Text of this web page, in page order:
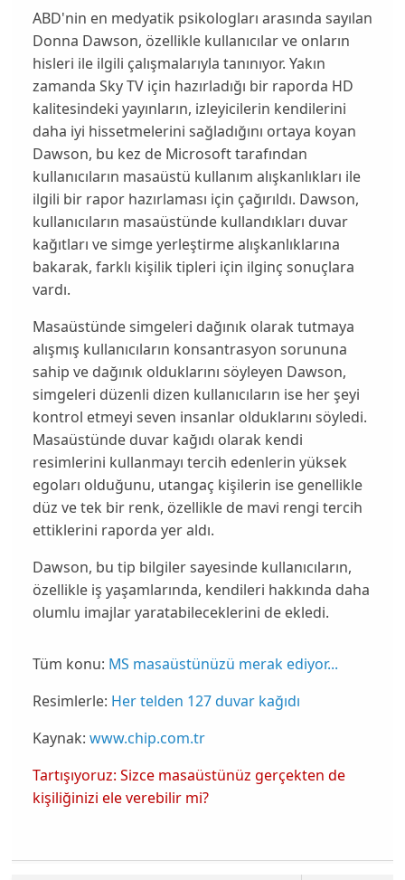
ABD'nin en medyatik psikologları arasında sayılan
Donna Dawson, özellikle kullanıcılar ve onların
hisleri ile ilgili çalışmalarıyla tanınıyor. Yakın
zamanda Sky TViçin hazırladığı bir raporda HD
kalitesindeki yayınların, izleyicilerin kendilerini
daha iyi hissetmelerini sağladığını ortaya koyan
Dawson, bu kez de Microsofttarafından
kullanıcıların masaüstü kullanım alışkanlıkları ile
ilgili bir rapor hazırlaması için çağırıldı. Dawson,
kullanıcıların masaüstünde kullandıkları duvar
kağıtları ve simge yerleştirme alışkanlıklarına
bakarak, farklı kişilik tipleri için ilginç sonuçlara
vardı.
Masaüstünde simgeleri dağınık olarak tutmaya
alışmış kullanıcıların konsantrasyon sorununa
sahip ve dağınık olduklarını söyleyen Dawson,
simgeleri düzenli dizen kullanıcıların ise her şeyi
kontrol etmeyi seven insanlar olduklarını söyledi.
Masaüstünde duvar kağıdı olarak kendi
resimlerini kullanmayı tercih edenlerin yüksek
egoları olduğunu, utangaç kişilerin ise genellikle
düz ve tek bir renk, özellikle de mavi rengi tercih
ettiklerini raporda yer aldı.
Dawson, bu tip bilgiler sayesinde kullanıcıların,
özellikle iş yaşamlarında, kendileri hakkında daha
olumlu imajlar yaratabileceklerini de ekledi.
Tüm konu: MS masaüstünüzü merak ediyor...
Resimlerle: Her telden 127 duvar kağıdı
Kaynak: www.chip.com.tr
Tartışıyoruz: Sizce masaüstünüz gerçekten de
kişiliğinizi ele verebilir mi?